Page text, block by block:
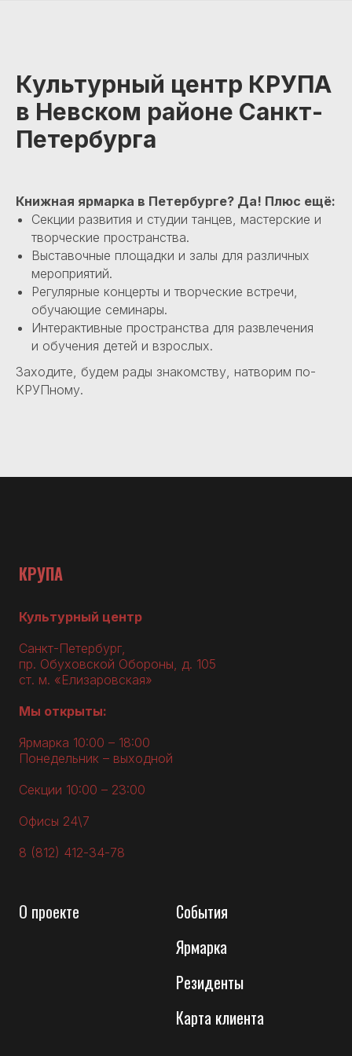
Культурный центр КРУПА
в Невском районе Санкт-
Петербурга
Книжная ярмарка в Петербурге? Да! Плюс ещё:
Секции развития и студии танцев, мастерские и
творческие пространства.
Выставочные площадки и залы для различных
мероприятий.
Регулярные концерты и творческие встречи,
обучающие семинары.
Интерактивные пространства для развлечения
и обучения детей и взрослых.
Заходите, будем рады знакомству, натворим по-
КРУПному.
КРУПА
Культурный центр
Санкт-Петербург,
пр. Обуховской Обороны, д. 105
ст. м. «Елизаровская»
Мы открыты:
Ярмарка 10:00 – 18:00
Понедельник – выходной
Секции 10:00 – 23:00
Офисы 24\7
8 (812) 412-34-78
О проекте
События
Ярмарка
Резиденты
Карта клиента